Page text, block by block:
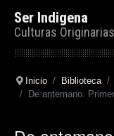
Ser Indigena
Culturas
Inicio Biblioteca
De antemano.